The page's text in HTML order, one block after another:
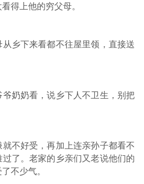
得上他的穷父母。
乡下来看都不往屋里领，直接送
奶奶看，说乡下人不卫生，别把
不好受，再加上连亲孙子都看不
过了。老家的乡亲们又老说他们的
不少气。